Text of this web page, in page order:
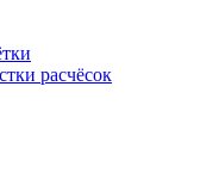
расчёсок